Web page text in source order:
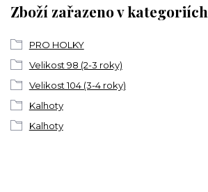
Zboží zařazeno v kategoriích
PRO HOLKY
Velikost 98 (2-3 roky)
Velikost 104 (3-4 roky)
Kalhoty
Kalhoty